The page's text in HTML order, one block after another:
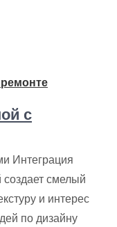
с
Интеграция
создает смелый
и интерес
по дизайну